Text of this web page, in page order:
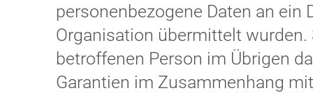
personenbezogene Daten an
Organisation übermittelt
betroffenen Person im Übrigen
Garantien im Zusammenhang